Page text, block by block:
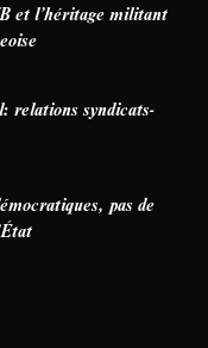
et l’héritage militant
relations syndicats-
pas de